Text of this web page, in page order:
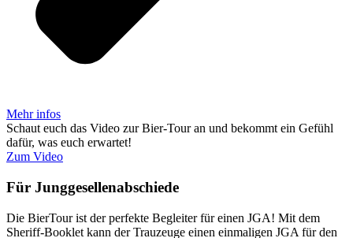
Mehr infos
Schaut euch das Video zur Bier-Tour an und bekommt ein Gefühl
dafür, was euch erwartet!
Zum Video
Für Junggesellenab­schiede
Die BierTour ist der per­fekte Begleiter für einen JGA! Mit dem
Sheriff-Booklet kann der Trau­zeuge einen ein­ma­ligen JGA für den